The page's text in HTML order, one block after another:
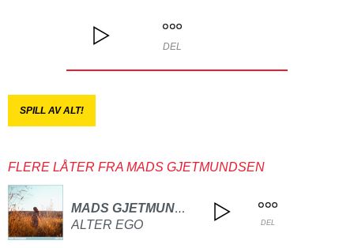
DEL
SPILL AV ALT!
FLERE LÅTER FRA MADS GJETMUNDSEN
MADS GJETMUNDSEN
ALTER EGO DEL